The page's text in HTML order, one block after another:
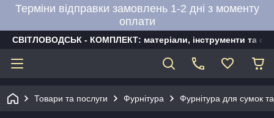
Терміни відправки замовлень 1-2 дні з моменту
оплати
СВІТЛОВОДСЬК - КОМПЛЕКТ: матеріали, інструменти та
Товари та послуги Фурнітура Фурнітура для сумок